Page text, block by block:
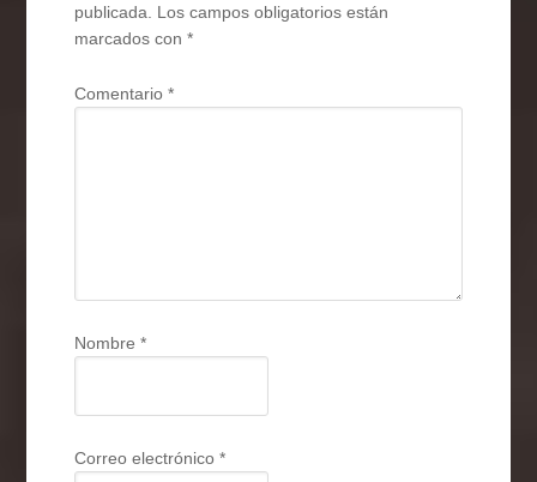
publicada.
Los campos obligatorios están
marcados con*
Comentario*
Nombre*
Correo electrónico*